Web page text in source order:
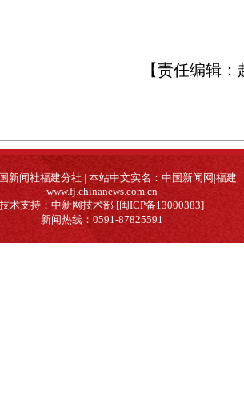
【责任编辑：
新闻社福建分社 | 本站中文实名：中国新闻网|福建
www.fj.chinanews.com.cn
技术支持：中新网技术部 [闽ICP备13000383]
新闻热线：0591-87825591